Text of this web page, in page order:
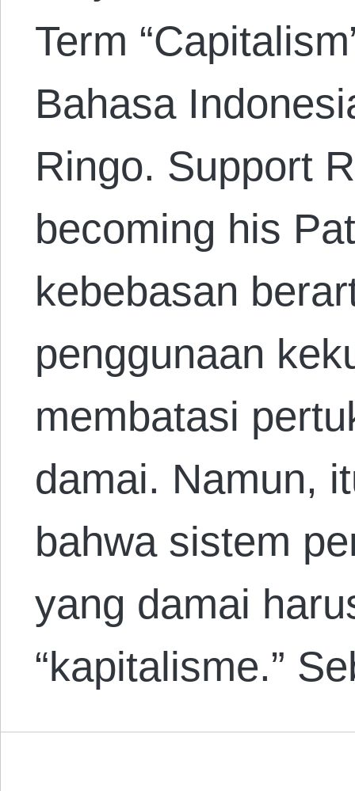
Term
Bahasa
Ringo. Support
becoming his
kebebasan
penggunaan
membatasi
damai. Namun,
bahwa sistem
yang damai
“kapitalisme.”